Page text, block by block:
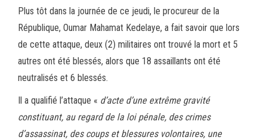
Plus tôt dans la journée de ce jeudi, le procureur de la
République, Oumar Mahamat Kedelaye, a fait savoir que lors
de cette attaque, deux (2) militaires ont trouvé la mort et 5
autres ont été blessés, alors que 18 assaillants ont été
neutralisés et 6 blessés.
Il a qualifié l’attaque « d’acte d’une extrême gravité
constituant, au regard de la loi pénale, des crimes
d’assassinat, des coups et blessures volontaires, une